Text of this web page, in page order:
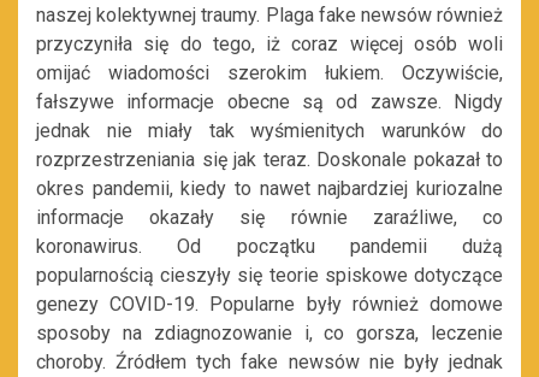
naszej kolektywnej traumy. Plaga fake newsów również
przyczyniła się do tego, iż coraz więcej osób woli
omijać wiadomości szerokim łukiem. Oczywiście,
fałszywe informacje obecne są od zawsze. Nigdy
jednak nie miały tak wyśmienitych warunków do
rozprzestrzeniania się jak teraz. Doskonale pokazał to
okres pandemii, kiedy to nawet najbardziej kuriozalne
informacje okazały się równie zaraźliwe, co
koronawirus. Od początku pandemii dużą
popularnością cieszyły się teorie spiskowe dotyczące
genezy COVID-19. Popularne były również domowe
sposoby na zdiagnozowanie i, co gorsza, leczenie
choroby. Źródłem tych fake newsów nie były jednak